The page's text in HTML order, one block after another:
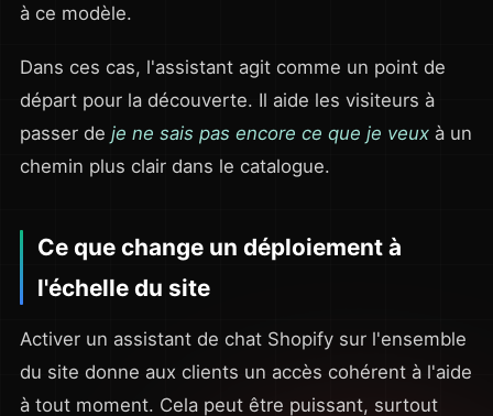
à ce modèle.
Dans ces cas, l'assistant agit comme un point de
départ pour la découverte. Il aide les visiteurs à
passer de je ne sais pas encore ce que je veuxà un
chemin plus clair dans le catalogue.
Ce que change un déploiement à
l'échelle du site
Activer un assistant de chat Shopify sur l'ensemble
du site donne aux clients un accès cohérent à l'aide
à tout moment. Cela peut être puissant, surtout